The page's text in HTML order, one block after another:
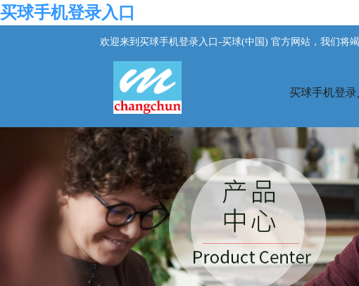
买球手机登录入口
欢迎来到买球手机登录入口-买球(中国) 官方网站，我们将
买球手机登录